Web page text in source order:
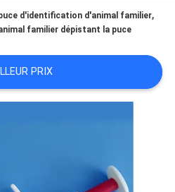
d'identification d'animal familier,
familier dépistant la puce
PRIX